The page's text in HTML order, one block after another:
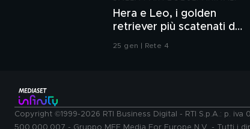
Hera e Leo, i golden
retriever più scatenati del
25 gen | Rete 4
Copyright ©1999-2026 RTI Business Digital - RTI S.p.A.: p.